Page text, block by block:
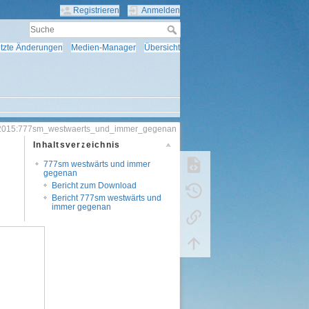
Registrieren Anmelden
Änderungen Medien-Manager Übersicht
Inhaltsverzeichnis
777sm westwärts und immer
gegenan
Bericht zum Download
Bericht 777sm westwärts und
immer gegenan